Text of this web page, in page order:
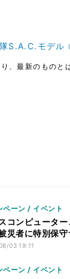
S.A.C.モデル
、最新のものと
ペーン / イベント
コンピュータ
災者に特別保
03 19:11
ペーン / イベント